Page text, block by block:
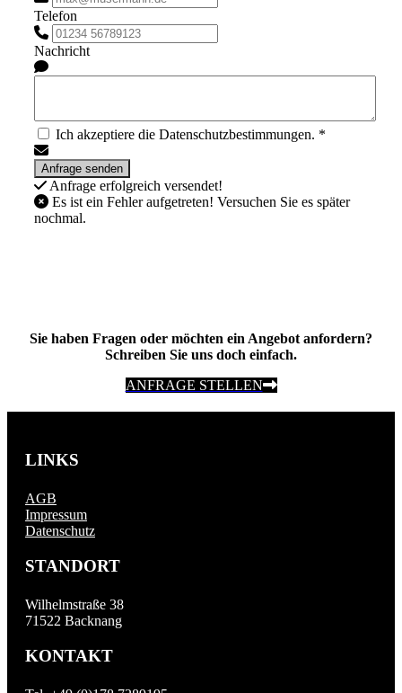
Telefon
Nachricht
Ich akzeptiere die Datenschutzbestimmungen. *
Anfrage erfolgreich versendet!
Es ist ein Fehler aufgetreten! Versuchen Sie es später
nochmal.
Sie haben Fragen oder möchten ein Angebot anfordern?
Schreiben Sie uns doch einfach.
ANFRAGE STELLEN
LINKS
AGB
Impressum
Datenschutz
STANDORT
Wilhelmstraße 38
71522 Backnang
KONTAKT